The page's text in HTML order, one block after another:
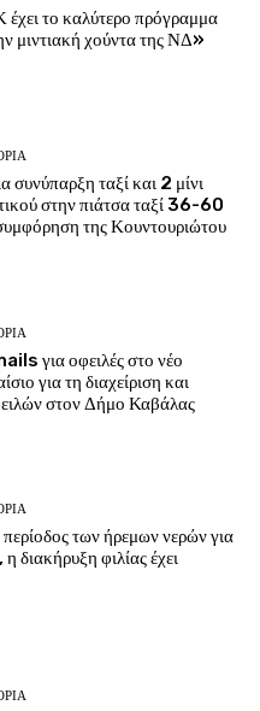
το καλύτερο πρόγραμμα
μιντιακή χούντα της ΝΔ»
συνύπαρξη ταξί και 2 μίνι
στην πιάτσα ταξί 36-60
της Κουντουριώτου
για οφειλές στο νέο
για τη διαχείριση και
στον Δήμο Καβάλας
των ήρεμων νερών για
διακήρυξη φιλίας έχει